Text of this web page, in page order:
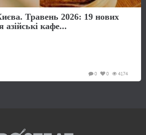
Травень 2026: 19 нових
азійські кафе...
4174
0
0